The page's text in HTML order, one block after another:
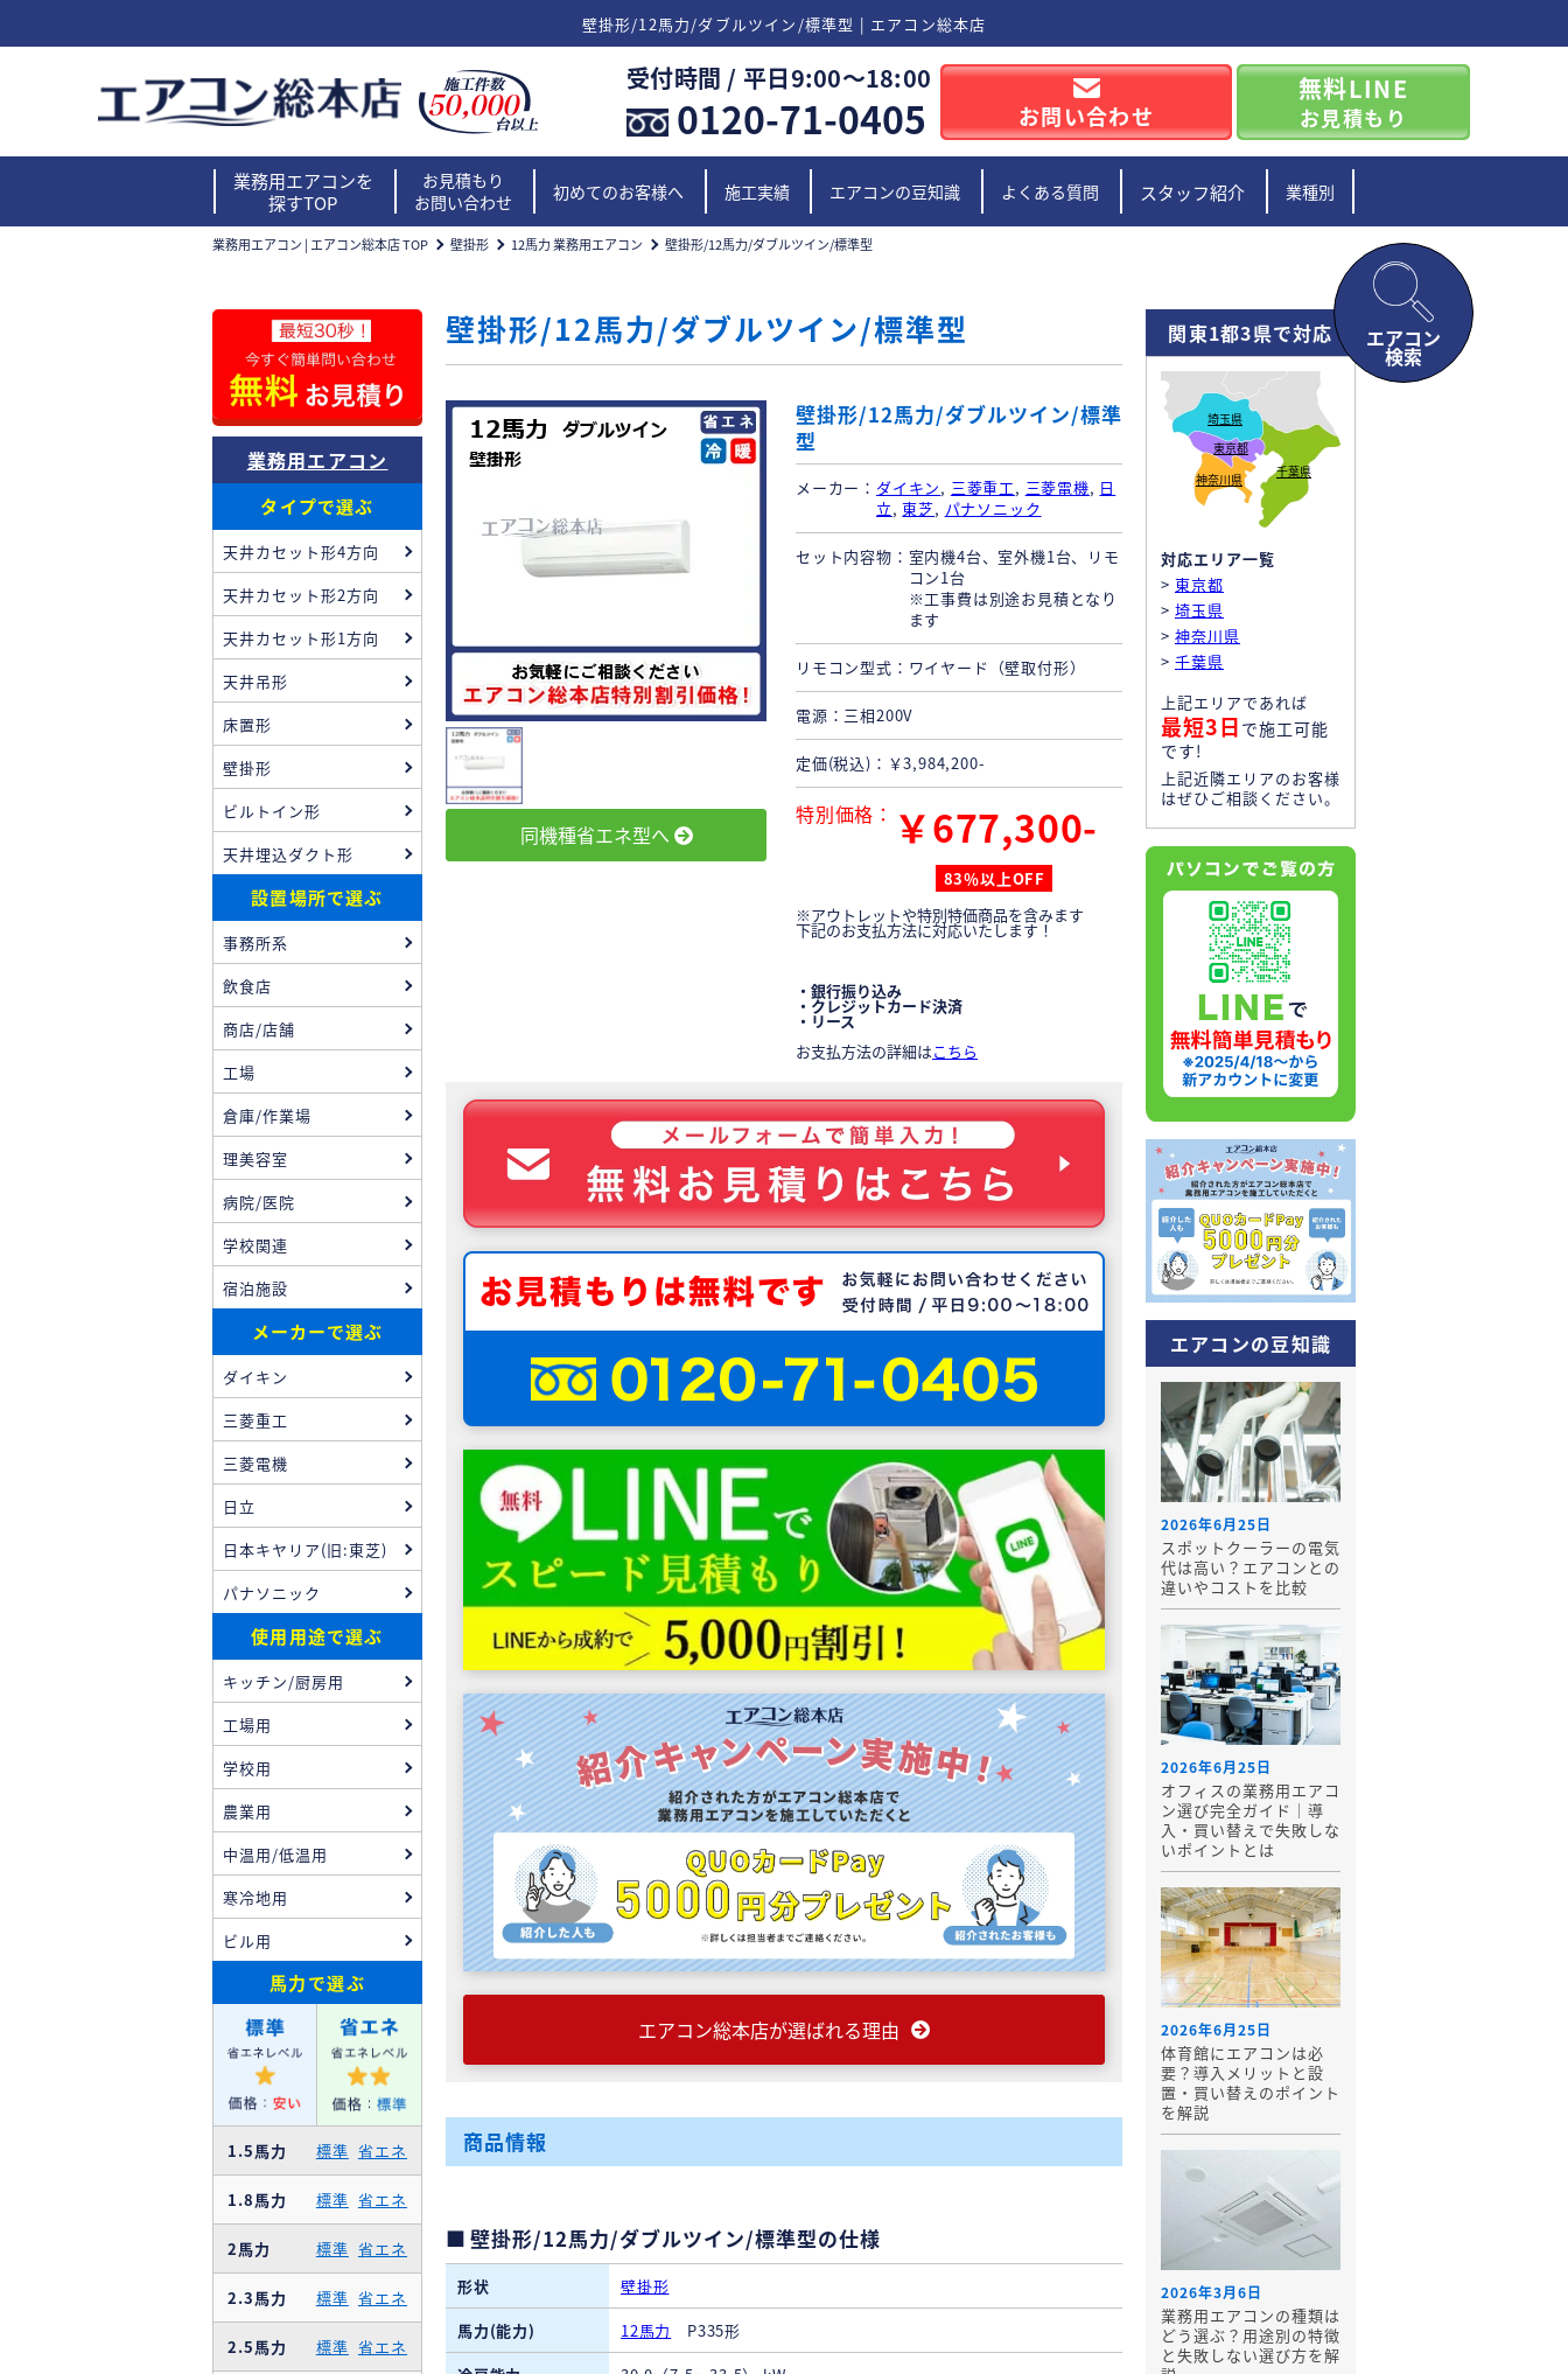
壁掛形/12馬力/ダブルツイン/標準型 | エアコン総本店
受付時間 / 平日9:00〜18:00
0120-71-0405 お問い合わせ
無料LINE
お見積もり
業務用エアコンを
探すTOP
お見積もり
お問い合わせ
初めてのお客様へ 施工実績 エアコンの豆知識 よくある質問 スタッフ紹介 業種別
エアコン
検索
業務用エアコン | エアコン総本店 TOP 壁掛形 12馬力 業務用エアコン 壁掛形/12馬力/ダブルツイン/標準型
壁掛形/12馬力/ダブルツイン/標準型
壁掛形/12馬力/ダブルツイン/標準
型
メーカー ダイキン, 三菱重工, 三菱電機, 日
立,東芝, パナソニック
セット内容物
室内機4台、室外機1台、リモ
コン1台
※工事費は別途お見積となり
ます
リモコン型式 ワイヤード（壁取付形）
電源 三相200V
定価(税込) ￥3,984,200-
特別価格 ￥677,300-
83％以上OFF
※アウトレットや特別特価商品を含みます
下記のお支払方法に対応いたします！
・銀行振り込み
・クレジットカード決済
・リース
お支払方法の詳細はこちら
同機種省エネ型へ
エアコン総本店が選ばれる理由
商品情報
壁掛形/12馬力/ダブルツイン/標準型の仕様
形状
壁掛形
馬力(能力)
12馬力
P335形
業務用エアコン
タイプで選ぶ
天井カセット形4方向
天井カセット形2方向
天井カセット形1方向
天井吊形
床置形
壁掛形
ビルトイン形
天井埋込ダクト形
設置場所で選ぶ
事務所系
飲食店
商店/店舗
工場
倉庫/作業場
理美容室
病院/医院
学校関連
宿泊施設
メーカーで選ぶ
ダイキン
三菱重工
三菱電機
日立
日本キヤリア(旧:東芝)
パナソニック
使用用途で選ぶ
キッチン/厨房用
工場用
学校用
農業用
中温用/低温用
寒冷地用
ビル用
馬力で選ぶ
1.5馬力 標準 省エネ
1.8馬力 標準 省エネ
2馬力 標準 省エネ
2.3馬力 標準 省エネ
2.5馬力 標準 省エネ
関東1都3県で対応
東京都
埼玉県
神奈川県 千葉県
対応エリア一覧
> 東京都
> 埼玉県
> 神奈川県
> 千葉県
上記エリアであれば
最短3日 で施工可能
です!
上記近隣エリアのお客様
はぜひご相談ください。
エアコンの豆知識
2026年6月25日
スポットクーラーの電気
代は高い？エアコンとの
違いやコストを比較
2026年6月25日
オフィスの業務用エアコ
ン選び完全ガイド｜導
入・買い替えで失敗しな
いポイントとは
2026年6月25日
体育館にエアコンは必
要？導入メリットと設
置・買い替えのポイント
を解説
2026年3月6日
業務用エアコンの種類は
どう選ぶ？用途別の特徴
と失敗しない選び方を解